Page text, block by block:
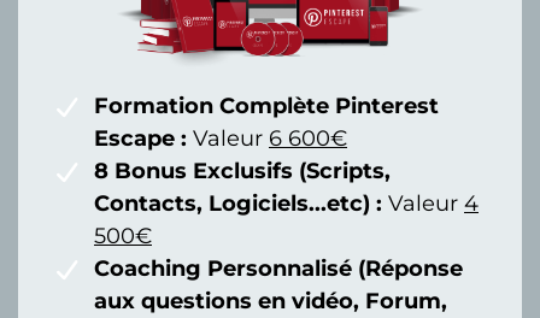
Formation Complète Pinterest
Escape : Valeur 6 600€
8 Bonus Exclusifs (Scripts,
Contacts, Logiciels...etc) : Valeur 4
500€
Coaching Personnalisé (Réponse
aux questions en vidéo, Forum,